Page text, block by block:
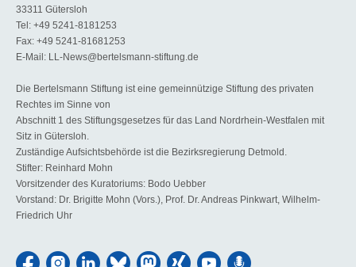
33311 Gütersloh
Tel: +49 5241-8181253
Fax: +49 5241-81681253
E-Mail: LL-News@bertelsmann-stiftung.de
Die Bertelsmann Stiftung ist eine gemeinnützige Stiftung des privaten
Rechtes im Sinne von
Abschnitt 1 des Stiftungsgesetzes für das Land Nordrhein-Westfalen mit
Sitz in Gütersloh.
Zuständige Aufsichtsbehörde ist die Bezirksregierung Detmold.
Stifter: Reinhard Mohn
Vorsitzender des Kuratoriums: Bodo Uebber
Vorstand: Dr. Brigitte Mohn (Vors.), Prof. Dr. Andreas Pinkwart, Wilhelm-
Friedrich Uhr